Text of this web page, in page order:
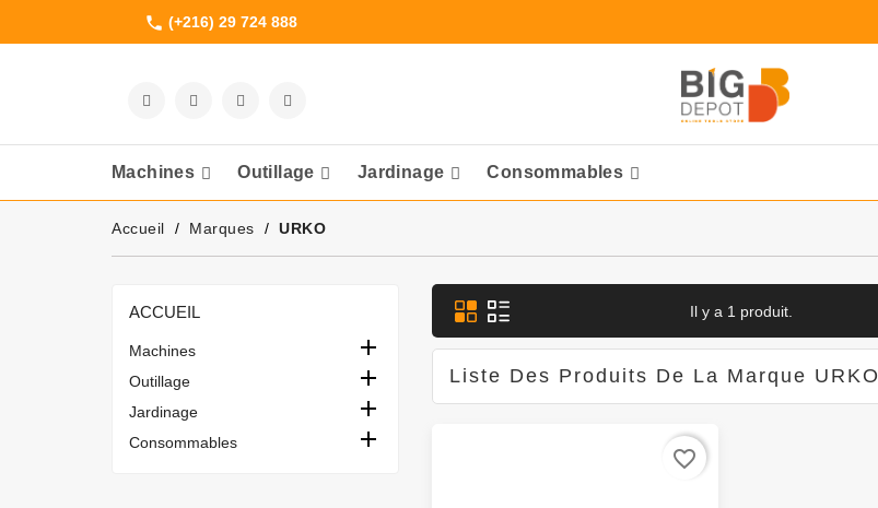
phone (+216) 29 724 888
Machines Outillage Jardinage Consommables
Accueil Marques URKO
ACCUEIL
Machines 
Outillage 
Jardinage 
Consommables 
Il y a 1 produit.
Liste Des Produits De La Marque URKO
favorite_border